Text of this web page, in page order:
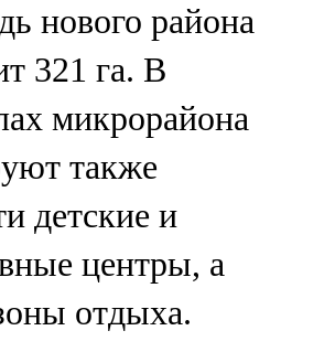
нового района
321 га. В
микрорайона
также
детские и
центры, а
отдыха.